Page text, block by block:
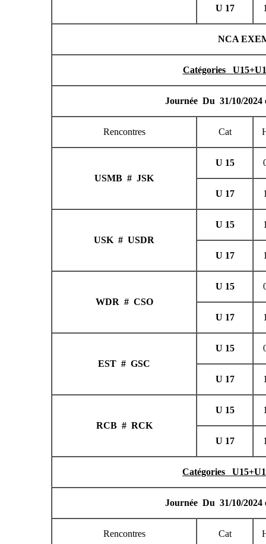
Rencontres
USMB # JSK
USK # USDR
WDR # CSO
EST # GSC
RCB # RCK
Rencontres